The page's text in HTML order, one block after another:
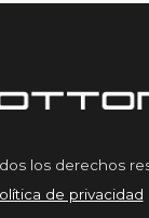
los derechos
de privacidad